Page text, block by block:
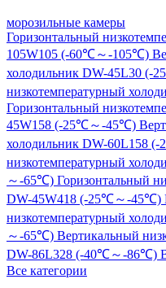
морозильные камеры
Горизонтальный
105W105 (-60℃～-105℃)
холодильник DW-45L30 (-
низкотемпературный
Горизонтальный
45W158 (-25℃～-45℃)
холодильник DW-60L158
низкотемпературный
～-65℃) Горизонтальный
DW-45W418 (-25℃～-45℃)
низкотемпературный
～-65℃) Вертикальный
DW-86L328 (-40℃～-86℃)
Все категории